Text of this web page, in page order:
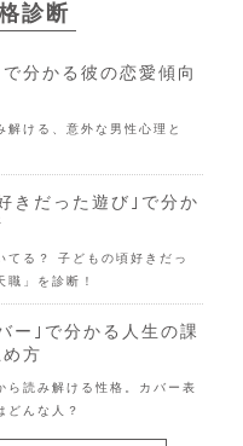
診断
で分かる彼の恋愛傾向
解ける、意外な男性心理と
きだった遊び｣で分か
てる？ 子どもの頃好きだっ
職」を診断！
ー｣で分かる人生の課
方
ら読み解ける性格。カバー表
どんな人？